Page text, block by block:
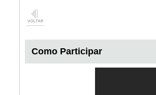
Como Participar